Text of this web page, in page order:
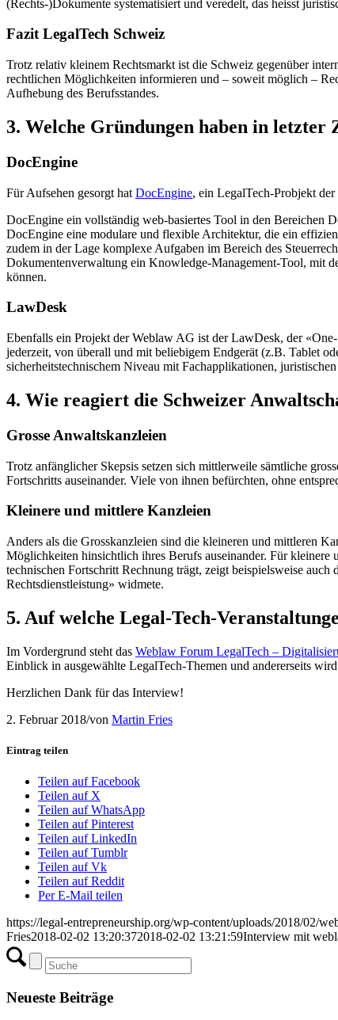
(Rechts-)Dokumente systematisiert und veredelt, das heisst
Fazit LegalTech Schweiz
Trotz relativ kleinem Rechtsmarkt ist die Schweiz gegenüber
rechtlichen Möglichkeiten informieren und – soweit möglich –
Aufhebung des Berufsstandes.
3. Welche Gründungen haben in letzter
DocEngine
Für Aufsehen gesorgt hat DocEngine, ein LegalTech-Probjekt
DocEngine ein vollständig web-basiertes Tool in den Bereichen
DocEngine eine modulare und flexible Architektur, die ein
zudem in der Lage komplexe Aufgaben im Bereich des
Dokumentenverwaltung ein Knowledge-Management-Tool, mit
können.
LawDesk
Ebenfalls ein Projekt der Weblaw AG ist der LawDesk, der
jederzeit, von überall und mit beliebigem Endgerät (z.B. Tablet
sicherheitstechnischem Niveau mit Fachapplikationen,
4. Wie reagiert die Schweizer
Grosse Anwaltskanzleien
Trotz anfänglicher Skepsis setzen sich mittlerweile sämtliche
Fortschritts auseinander. Viele von ihnen befürchten, ohne
Kleinere und mittlere Kanzleien
Anders als die Grosskanzleien sind die kleineren und mittleren
Möglichkeiten hinsichtlich ihres Berufs auseinander. Für
technischen Fortschritt Rechnung trägt, zeigt beispielsweise auch
Rechtsdienstleistung» widmete.
5. Auf welche Legal-Tech-
Im Vordergrund steht das Weblaw Forum LegalTech –
Einblick in ausgewählte LegalTech-Themen und andererseits
Herzlichen Dank für das Interview!
2. Februar 2018/von Martin Fries
Eintrag teilen
Teilen auf Facebook
Teilen auf X
Teilen auf WhatsApp
Teilen auf Pinterest
Teilen auf LinkedIn
Teilen auf Tumblr
Teilen auf Vk
Teilen auf Reddit
Per E-Mail teilen
https://legal-entrepreneurship.org/wp-content/uploads/2018/02/
Fries2018-02-02 13:20:372018-02-02 13:21:59Interview mit
Neueste Beiträge